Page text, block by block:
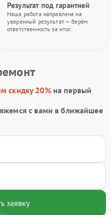
Результат под гарантией
Наша работа направлена на
уверенный результат — берём
ответственность за итог.
скидку 20%на первый
с вами в ближайшее
заявку